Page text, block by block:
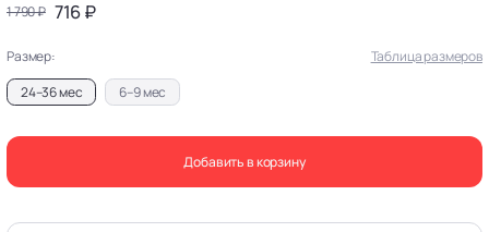
1 790 ₽ 716 ₽
Размер:
Таблица размеров
24–36 мес
6–9 мес
Добавить в корзину